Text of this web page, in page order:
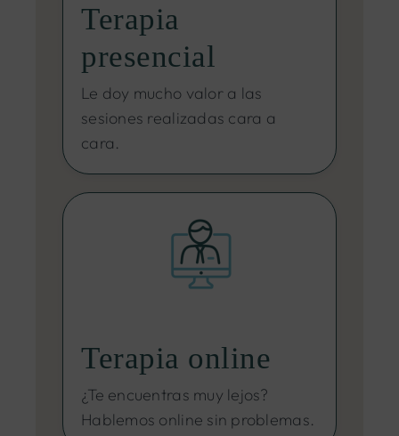
Terapia
presencial
Le doy mucho valor a las
sesiones realizadas cara a
cara.
Terapia online
¿Te encuentras muy lejos?
Hablemos online sin problemas.